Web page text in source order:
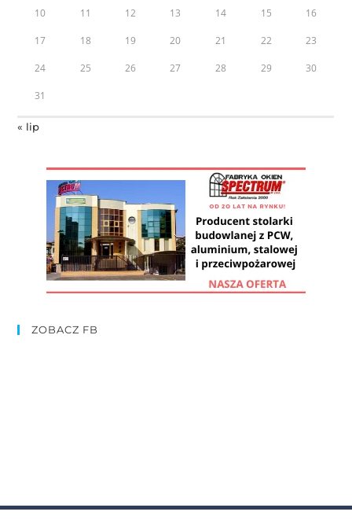
10 11 12 13 14 15 16
17 18 19 20 21 22 23
24 25 26 27 28 29 30
31
« lip
ZOBACZ FB